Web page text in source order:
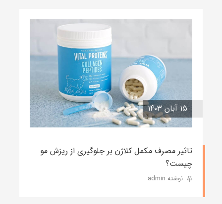
۱۵ آبان ۱۴۰۳
تاثیر مصرف مکمل کلاژن بر جلوگیری از ریزش مو
چیست؟
نوشته admin